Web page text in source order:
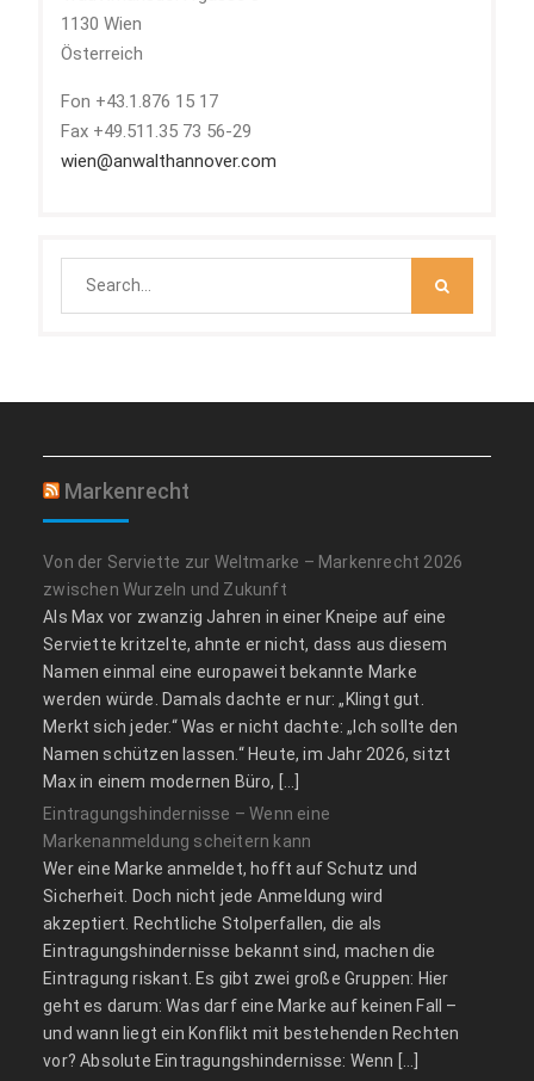
1130 Wien
Österreich
Fon +43.1.876 15 17
Fax +49.511.35 73 56-29
wien@anwalthannover.com
Markenrecht
Von der Serviette zur Weltmarke – Markenrecht 2026
zwischen Wurzeln und Zukunft
Als Max vor zwanzig Jahren in einer Kneipe auf eine
Serviette kritzelte, ahnte er nicht, dass aus diesem
Namen einmal eine europaweit bekannte Marke
werden würde. Damals dachte er nur: „Klingt gut.
Merkt sich jeder.“ Was er nicht dachte: „Ich sollte den
Namen schützen lassen.“ Heute, im Jahr 2026, sitzt
Max in einem modernen Büro, […]
Eintragungshindernisse – Wenn eine
Markenanmeldung scheitern kann
Wer eine Marke anmeldet, hofft auf Schutz und
Sicherheit. Doch nicht jede Anmeldung wird
akzeptiert. Rechtliche Stolperfallen, die als
Eintragungshindernisse bekannt sind, machen die
Eintragung riskant. Es gibt zwei große Gruppen: Hier
geht es darum: Was darf eine Marke auf keinen Fall –
und wann liegt ein Konflikt mit bestehenden Rechten
vor? Absolute Eintragungshindernisse: Wenn […]